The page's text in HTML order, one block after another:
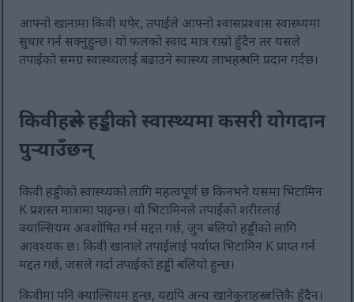
आफ्नो खानामा किवी थपेर, तपाईंले आफ्नो श्वासप्रश्वास स्वास्थ्यमा
सुधार गर्न सक्नुहुन्छ। यो फलको स्वाद मात्र राम्रो हुँदैन तर यसले
तपाईंको समग्र स्वास्थ्यलाई बढाउने स्वास्थ्य लाभहरू पनि प्रदान गर्दछ।
किवीहरूले हड्डीको स्वास्थ्यमा कसरी योगदान
पुर्‍याउँछन्
किवी हड्डीको स्वास्थ्यको लागि महत्वपूर्ण छ किनभने यसमा भिटामिन
K प्रशस्त मात्रामा पाइन्छ। यो भिटामिनले तपाईंको शरीरलाई
क्याल्सियम अवशोषित गर्न मद्दत गर्छ, जुन बलियो हड्डीको लागि
आवश्यक छ। किवी खानाले तपाईंलाई पर्याप्त भिटामिन K प्राप्त गर्न
मद्दत गर्छ, जसले गर्दा तपाईंको हड्डी बलियो हुन्छ।
किवीमा पनि क्याल्सियम हुन्छ, यद्यपि अन्य खानेकुराहरू जत्तिकै हुँदैन।